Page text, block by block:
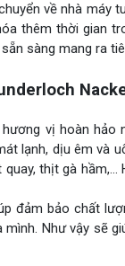
về nhà máy
thêm thời gian
sàng mang ra
vị hoàn hảo
lạnh, dịu êm và
thịt gà
đảm bảo chất
Như vậy sẽ